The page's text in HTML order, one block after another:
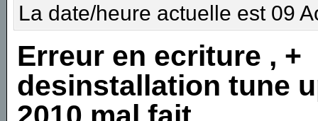
La date/heure actuelle est 09
Erreur en ecriture , +
desinstallation tune